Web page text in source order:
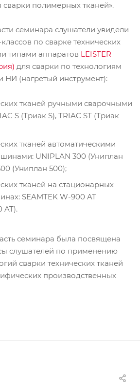
полимерных тканей».
семинара слушатели увидели
по сварке технических
типами аппаратов LEISTER
для сварки по технологиям
НИ (нагретый инструмент):
тканей ручными сварочными
S (Триак S), TRIAC ST (Триак
тканей автоматическими
UNIPLAN 300 (Униплан
(Униплан 500);
тканей на стационарных
SEAMTEK W-900 AT
AT).
семинара была посвящена
слушателей по применению
сварки технических тканей
производственных